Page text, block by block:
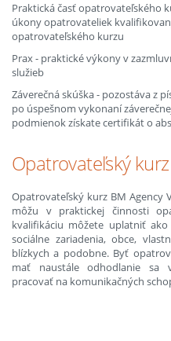
Praktická časť opatrovateľského
úkony opatrovateliek
opatrovateľského kurzu
Prax - praktické výkony v
služieb
Záverečná skúška - pozostáva z
po úspešnom vykonaní
podmienok získate certifikát o
Opatrovateľský
Opatrovateľský kurz BM Agency
môžu v praktickej činnosti
kvalifikáciu môžete uplatniť
sociálne zariadenia, obce,
blízkych a podobne. Byť
mať naustále odhodlanie sa
pracovať na komunikačných